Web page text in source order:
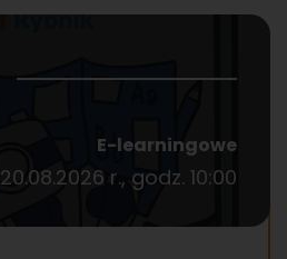
E-learningowe
20.08.2026 r., godz. 10:00